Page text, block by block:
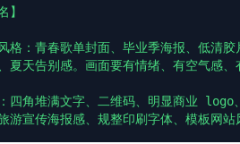
】
格：青春歌单封面、毕业季海报、低清
夏天告别感。画面要有情绪、有空气感、
四角堆满文字、二维码、明显商业 logo